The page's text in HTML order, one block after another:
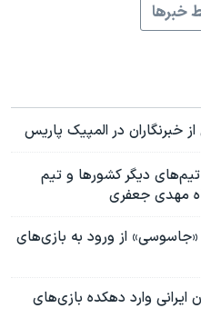
خبرها
خبرنگاران در المپیک پاریس
دیگر کشورها و تیم
مهدی جعفری
۱۰۰۰ نفر به ظن «جاسوسی» از ورود به بازی‌های
ایرانی وارد دهکده بازی‌های